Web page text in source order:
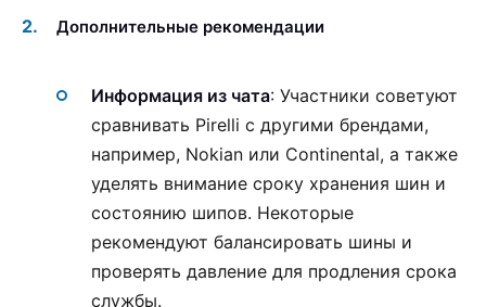
Дополнительные рекомендации
Информация из чата: Участники советуют
сравнивать Pirelli с другими брендами,
например, Nokian или Continental, а также
уделять внимание сроку хранения шин и
состоянию шипов. Некоторые
рекомендуют балансировать шины и
проверять давление для продления срока
службы.